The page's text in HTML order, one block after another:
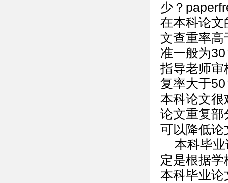
少？
在本科论文
文查重率高
准一般为
指导老师审
复率大于
本科论文很
论文重复部
可以降低论
本科毕
定是根据
本科毕业论